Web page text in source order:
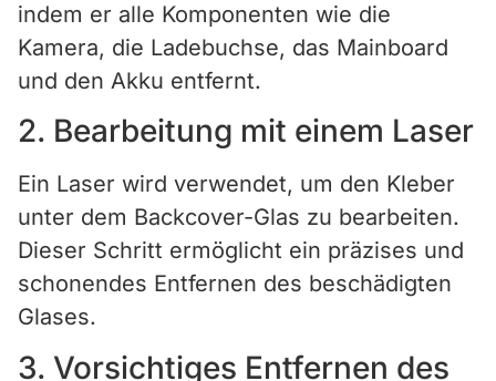
indem er alle Komponenten wie die
Kamera, die Ladebuchse, das Mainboard
und den Akku entfernt.
2. Bearbeitung mit einem Laser
Ein Laser wird verwendet, um den Kleber
unter dem Backcover-Glas zu bearbeiten.
Dieser Schritt ermöglicht ein präzises und
schonendes Entfernen des beschädigten
Glases.
3. Vorsichtiges Entfernen des